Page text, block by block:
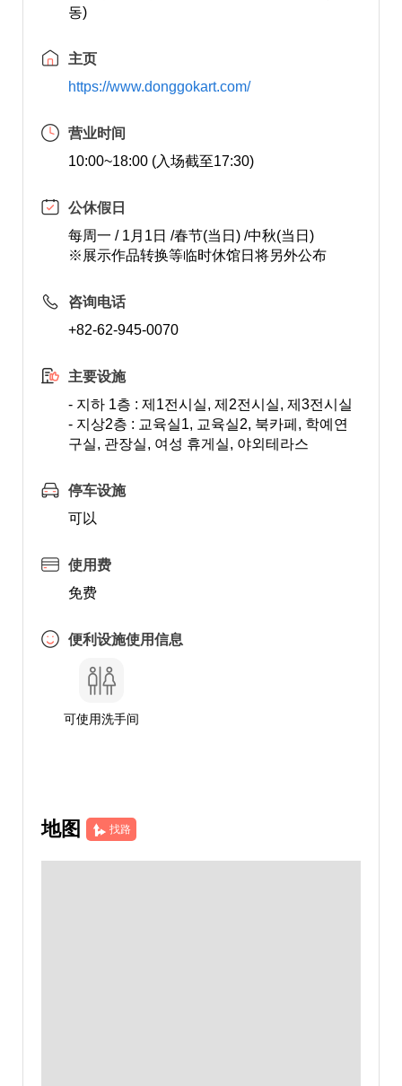
동)
主页
https://www.donggokart.com/
营业时间
10:00~18:00 (入场截至17:30)
公休假日
每周一 / 1月1日 /春节(当日) /中秋(当日)
※展示作品转换等临时休馆日将另外公布
咨询电话
+82-62-945-0070
主要设施
- 지하 1층 : 제1전시실, 제2전시실, 제3전시실
- 지상2층 : 교육실1, 교육실2, 북카페, 학예연
구실, 관장실, 여성 휴게실, 야외테라스
停车设施
可以
使用费
免费
便利设施使用信息
可使用洗手间
地图 找路